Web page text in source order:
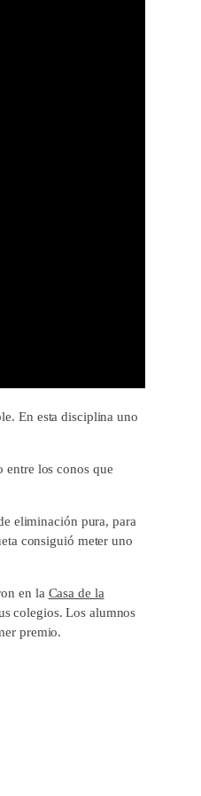
En esta disciplina uno
entre los conos que
eliminación pura, para
consiguió meter uno
en la Casa de la
colegios. Los alumnos
premio.